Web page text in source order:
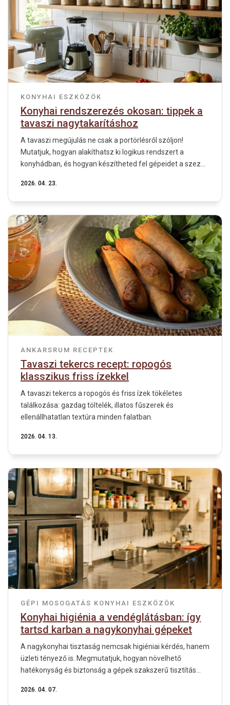
KONYHAI ESZKÖZÖK
Konyhai rendszerezés okosan: tippek a
tavaszi nagytakarításhoz
A tavaszi megújulás ne csak a portörlésről szóljon!
Mutatjuk, hogyan alakíthatsz ki logikus rendszert a
konyhádban, és hogyan készítheted fel gépeidet a szez...
2026. 04. 23.
ANKARSRUM RECEPTEK
Tavaszi tekercs recept: ropogós
klasszikus friss ízekkel
A tavaszi tekercs a ropogós és friss ízek tökéletes
találkozása: gazdag töltelék, illatos fűszerek és
ellenállhatatlan textúra minden falatban.
2026. 04. 13.
GÉPI MOSOGATÁS KONYHAI ESZKÖZÖK
Konyhai higiénia a vendéglátásban: így
tartsd karban a nagykonyhai gépeket
A nagykonyhai tisztaság nemcsak higiéniai kérdés, hanem
üzleti tényező is. Megmutatjuk, hogyan növelhető
hatékonyság és biztonság a gépek szakszerű tisztítás...
2026. 04. 07.